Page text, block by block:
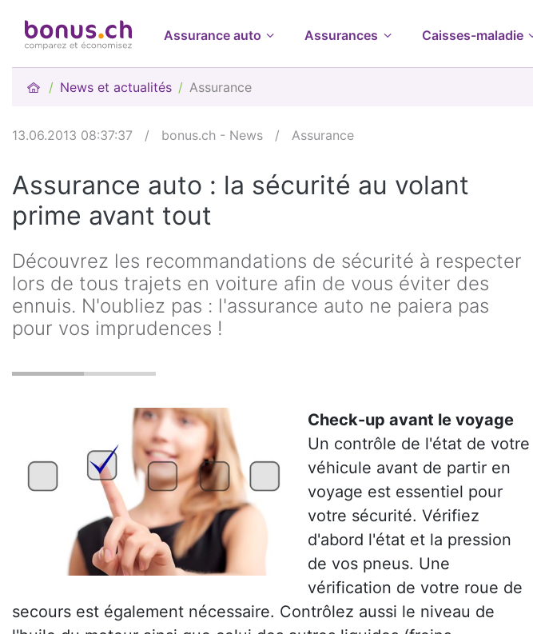
Assurance auto Assurances Caisses-maladie
News et actualités Assurance
13.06.2013 08:37:37 / bonus.ch - News / Assurance
Assurance auto : la sécurité au volant
prime avant tout
Découvrez les recommandations de sécurité à respecter
lors de tous trajets en voiture afin de vous éviter des
ennuis. N'oubliez pas : l'assurance auto ne paiera pas
pour vos imprudences !
Check-up avant le voyage
Un contrôle de l'état de votre
véhicule avant de partir en
voyage est essentiel pour
votre sécurité. Vérifiez
d'abord l'état et la pression
de vos pneus. Une
vérification de votre roue de
secours est également nécessaire. Contrôlez aussi le niveau de